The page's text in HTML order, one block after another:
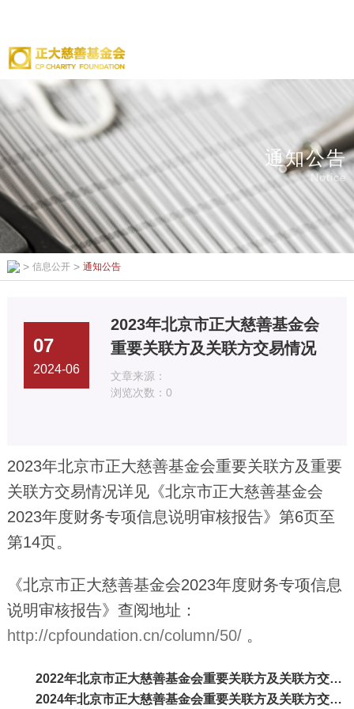
通知公告
Notice
> 信息公开 > 通知公告
07
2024-06
2023年北京市正大慈善基金会
重要关联方及关联方交易情况
文章来源：
浏览次数：0
2023年北京市正大慈善基金会重要关联方及重要
关联方交易情况详见《北京市正大慈善基金会
2023年度财务专项信息说明审核报告》第6页至
第14页。
《北京市正大慈善基金会2023年度财务专项信息
说明审核报告》查阅地址：
http://cpfoundation.cn/column/50/ 。
2022年北京市正大慈善基金会重要关联方及关联方交易情况
2024年北京市正大慈善基金会重要关联方及关联方交易情况